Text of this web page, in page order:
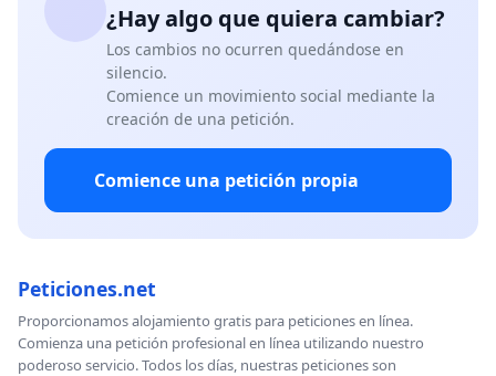
¿Hay algo que quiera cambiar?
Los cambios no ocurren quedándose en
silencio.
Comience un movimiento social mediante la
creación de una petición.
Comience una petición propia
Peticiones.net
Proporcionamos alojamiento gratis para peticiones en línea.
Comienza una petición profesional en línea utilizando nuestro
poderoso servicio. Todos los días, nuestras peticiones son